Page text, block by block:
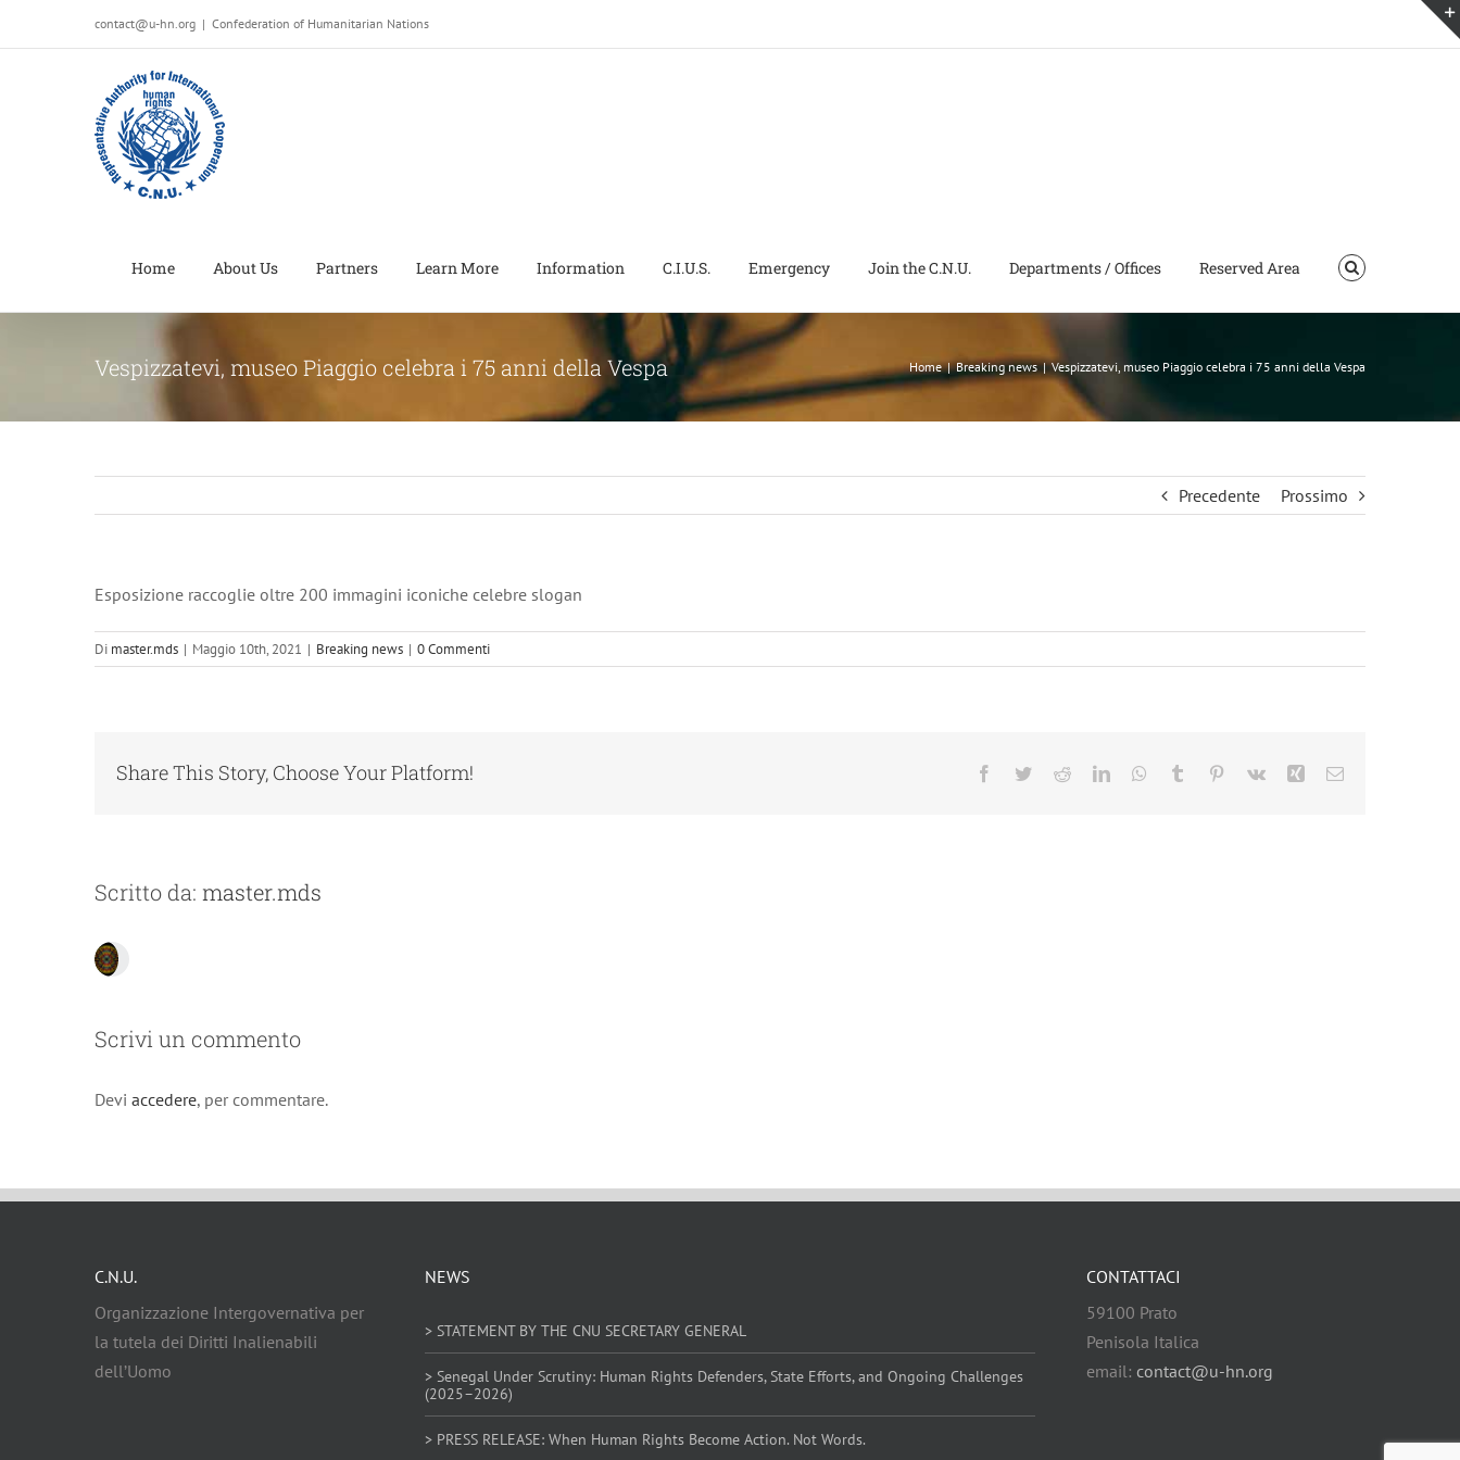
al
contact@u-hn.org | Confederation of Humanitarian Nations
Home About Us Partners Learn More Information C.I.U.S. Emergency Join the C.N.U. Departments / Offices Reserved Area
Vespizzatevi, museo Piaggio celebra i 75 anni della Vespa Home | Breaking news | Vespizzatevi, museo Piaggio celebra i 75 anni della Vespa
Precedente Prossimo
Esposizione raccoglie oltre 200 immagini iconiche celebre slogan
Di master.mds | Maggio 10th, 2021 | Breaking news | 0 Commenti
Share This Story, Choose Your Platform! Facebook
TwitterRedditLinkedInWhatsApp
Tumblr Pinterest
Vk Xing Email
Scritto da: master.mds
Scrivi un commento
Devi accedere, per commentare.
C.N.U.
Organizzazione Intergovernativa per
la tutela dei Diritti Inalienabili
dell’Uomo
NEWS
> STATEMENT BY THE CNU SECRETARY GENERAL
> Senegal Under Scrutiny: Human Rights Defenders, State Efforts, and Ongoing Challenges
(2025–2026)
> PRESS RELEASE: When Human Rights Become Action. Not Words.
CONTATTACI
59100 Prato
Penisola Italica
email: contact@u-hn.org